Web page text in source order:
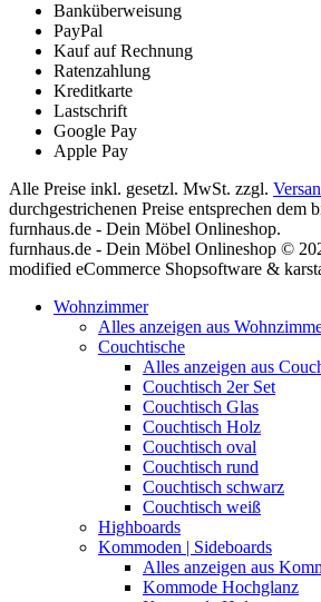
Banküberweisung
PayPal
Kauf auf Rechnung
Ratenzahlung
Kreditkarte
Lastschrift
Google Pay
Apple Pay
Alle Preise inkl. gesetzl. MwSt. zzgl.
durchgestrichenen Preise entsprechen dem
furnhaus.de - Dein Möbel Onlineshop.
furnhaus.de - Dein Möbel Onlineshop ©
modified eCommerce Shopsoftware &
Wohnzimmer
Alles anzeigen aus
Couchtische
Alles anzeigen aus
Couchtisch 2er Set
Couchtisch Glas
Couchtisch Holz
Couchtisch oval
Couchtisch rund
Couchtisch schwarz
Couchtisch weiß
Highboards
Kommoden | Sideboards
Alles anzeigen aus
Kommode Hochglanz